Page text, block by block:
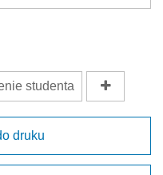
studenta
druku